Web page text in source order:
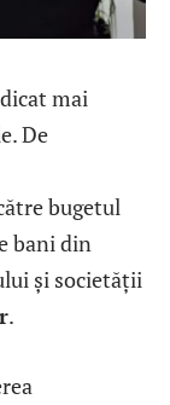
mai
De
bugetul
bani din
și societății
.